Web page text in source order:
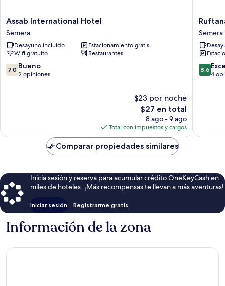
Assab
International
Hotel
Semera
Assab International Hotel
Semera
Desayuno incluido
Estacionamiento gratis
Wifi gratuito
Restaurantes
7.0
de
7.0 Bueno
2 opiniones
$23 por noche
El
precio
actual
es
de
$27
$27 en total
8 ago - 9 ago
Total con impuestos y cargos
Ruftana
Hotel
Semera
Semera
8.6
de
8.6
4
Comparar propiedades similares
Inicia sesión y reserva para acumular crédito OneKeyCash en
miles de hoteles. ¡Más recompensas te llevan a más aventuras!
Iniciar sesión Registrarme gratis
Información de la zona